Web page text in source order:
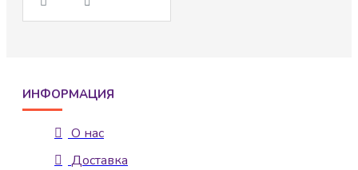
ИНФОРМАЦИЯ
О нас
Доставка